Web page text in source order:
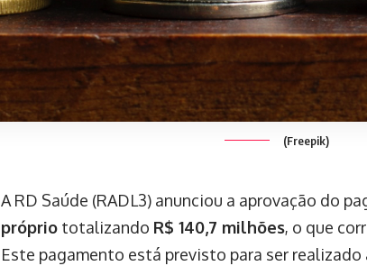
(Freepik)
A RD Saúde (RADL3) anunciou a aprovação do
próprio totalizando R$ 140,7 milhões, o que
Este pagamento está previsto para ser realizado